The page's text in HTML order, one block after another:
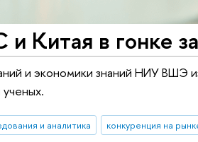
Китая в гонке
и экономики знаний НИУ ВШЭ
и аналитика конкуренция на